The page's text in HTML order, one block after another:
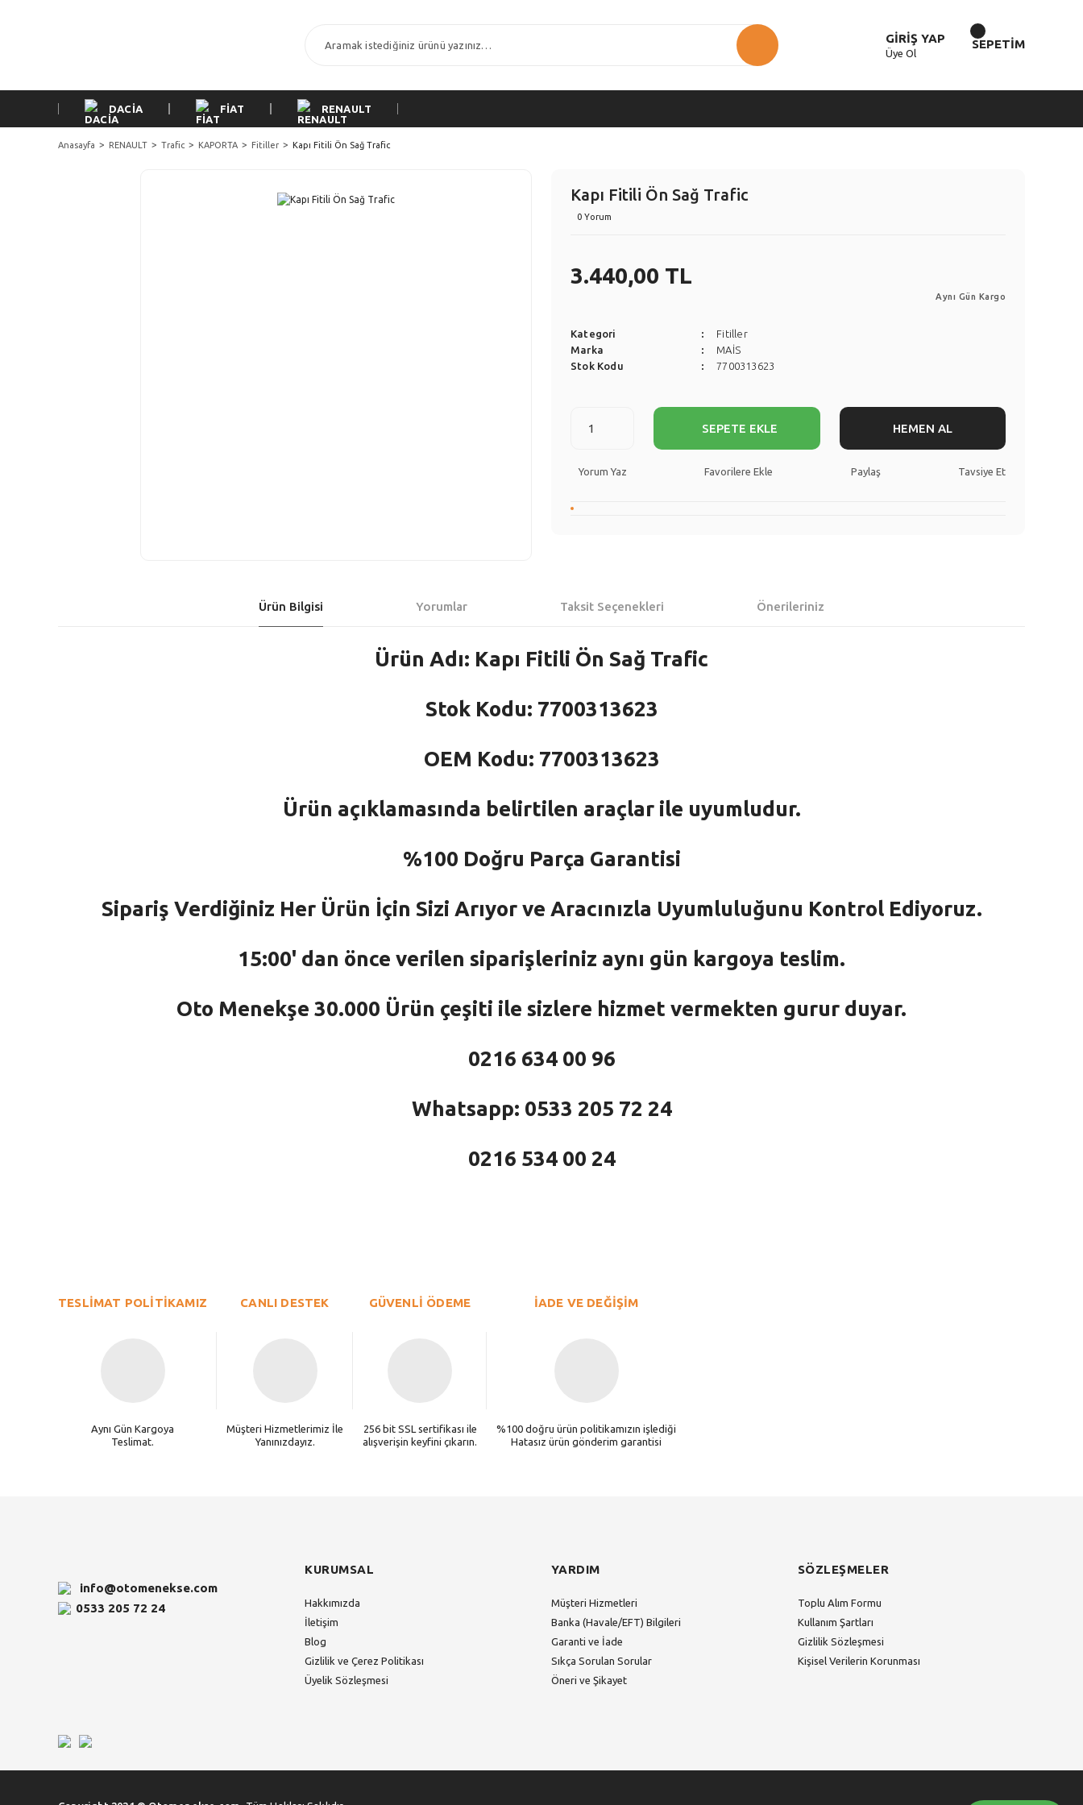
GİRİŞ YAP
Üye Ol
SEPETİM
DACİA FİAT RENAULT
Anasayfa RENAULT Trafic KAPORTA Fitiller Kapı Fitili Ön Sağ Trafic
Kapı Fitili Ön Sağ Trafic
0 Yorum
3.440,00 TL
Aynı Gün Kargo
Kategori
Fitiller
Marka
MAİS
Stok Kodu
7700313623
SEPETE EKLE HEMEN AL
Yorum Yaz Paylaş Tavsiye Et
Ürün Bilgisi Yorumlar Taksit Seçenekleri Önerileriniz
Ürün Adı: Kapı Fitili Ön Sağ Trafic
Stok Kodu: 7700313623
OEM Kodu: 7700313623
Ürün açıklamasında belirtilen araçlar ile uyumludur.
%100 Doğru Parça Garantisi
Sipariş Verdiğiniz Her Ürün İçin Sizi Arıyor ve Aracınızla Uyumluluğunu Kontrol Ediyoruz.
15:00' dan önce verilen siparişleriniz aynı gün kargoya teslim.
Oto Menekşe 30.000 Ürün çeşiti ile sizlere hizmet vermekten gurur duyar.
0216 634 00 96
Whatsapp: 0533 205 72 24
0216 534 00 24
Ürün açıklamasında eksik bilgiler bulunuyor.
TESLİMAT POLİTİKAMIZ
Aynı Gün Kargoya
Teslimat.
CANLI DESTEK
Müşteri Hizmetlerimiz İle
Yanınızdayız.
GÜVENLİ ÖDEME
256 bit SSL sertifikası ile
alışverişin keyfini çıkarın.
İADE VE DEĞİŞİM
%100 doğru ürün politikamızın işlediği
Hatasız ürün gönderim garantisi
info@otomenekse.com
0533 205 72 24
KURUMSAL
Hakkımızda
İletişim
Blog
Gizlilik ve Çerez Politikası
Üyelik Sözleşmesi
YARDIM
Müşteri Hizmetleri
Banka (Havale/EFT) Bilgileri
Garanti ve İade
Sıkça Sorulan Sorular
Öneri ve Şikayet
SÖZLEŞMELER
Toplu Alım Formu
Kullanım Şartları
Gizlilik Sözleşmesi
Kişisel Verilerin Korunması